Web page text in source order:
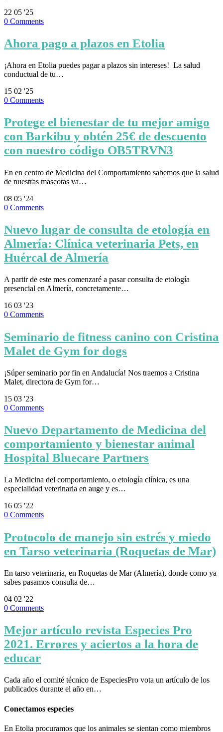
22 05 '25
0 Comments
Ahora pago a plazos en Etolia
¡Ahora en Etolia puedes pagar a plazos sin intereses! ⁣ La salud
conductual de tu…
15 02 '25
0 Comments
Protege el bienestar de tu mejor amigo
con Barkibu y obtén 25€ de descuento
con nuestro código OB5TRVN3
En en centro de Medicina del Comportamiento sabemos que la salud
de nuestras mascotas va…
08 05 '24
0 Comments
Nuevo lugar de consulta de etología en
Almería: Clínica veterinaria Pets, en
Huércal de Almería
A partir de este mes comenzaré a pasar consulta de etología
presencial en Almería, concretamente…
16 03 '23
0 Comments
Seminario de fitness canino con Cristina
Malet de Gym for dogs
¡Súper seminario por fin en Andalucía! Nos traemos a Cristina
Malet, directora de Gym for…
15 03 '23
0 Comments
Nuevo Departamento de Medicina del
comportamiento y bienestar animal
Hospital Bluecare Partners
La Medicina del comportamiento, o etología clínica, es una
especialidad veterinaria en auge y es…
16 05 '22
0 Comments
Protocolo de manejo sin estrés y miedo
en Tarso veterinaria (Roquetas de Mar)
En tarso veterinaria, en Roquetas de Mar (Almería), donde como ya
sabes pasamos consulta de…
04 02 '22
0 Comments
Mejor artículo revista Especies Pro
2021. Errores y aciertos a la hora de
educar
Cada año el comité técnico de EspeciesPro vota un artículo de los
publicados durante el año en…
Conectamos especies
En Etolia procuramos que los animales se sientan como miembros